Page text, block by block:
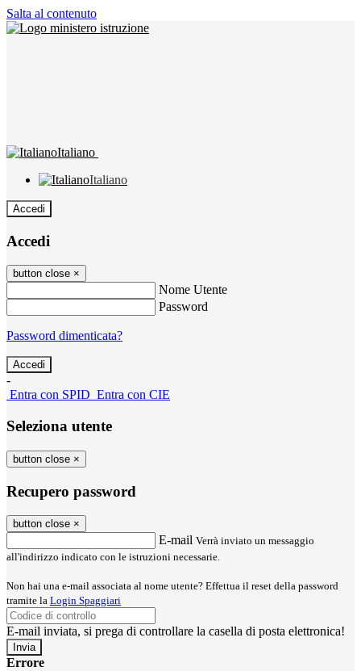
Salta al contenuto
Italiano
Italiano
Accedi
Accedi
button close ×
Nome Utente
Password
Password dimenticata?
-
Entra con SPID Entra con CIE
Seleziona utente
button close ×
Recupero password
button close ×
E-mail Verrà inviato un messaggio
all'indirizzo indicato con le istruzioni necessarie.
Non hai una e-mail associata al nome utente? Effettua il reset della password
tramite la Login Spaggiari
E-mail inviata, si prega di controllare la casella di posta elettronica!
Errore